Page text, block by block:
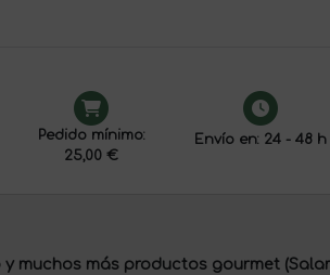
Pedido mínimo:
25,00 €
Envío en: 24 - 48 h
muchos más productos gourmet